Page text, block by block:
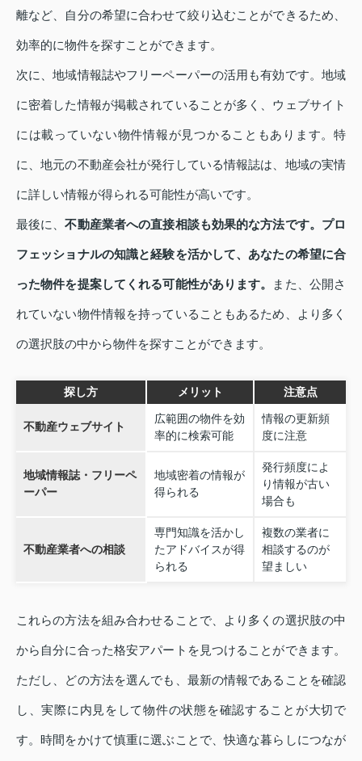
離など、自分の希望に合わせて絞り込むことができるため、
効率的に物件を探すことができます。
次に、地域情報誌やフリーペーパーの活用も有効です。地域
に密着した情報が掲載されていることが多く、ウェブサイト
には載っていない物件情報が見つかることもあります。特
に、地元の不動産会社が発行している情報誌は、地域の実情
に詳しい情報が得られる可能性が高いです。
最後に、不動産業者への直接相談も効果的な方法です。プロ
フェッショナルの知識と経験を活かして、あなたの希望に合
った物件を提案してくれる可能性があります。 また、公開さ
れていない物件情報を持っていることもあるため、より多く
の選択肢の中から物件を探すことができます。
探し方 メリット 注意点
不動産ウェブサイト
広範囲の物件を効
率的に検索可能
情報の更新頻
度に注意
地域情報誌・フリーペ
ーパー
地域密着の情報が
得られる
発行頻度によ
り情報が古い
場合も
不動産業者への相談
専門知識を活かし
たアドバイスが得
られる
複数の業者に
相談するのが
望ましい
これらの方法を組み合わせることで、より多くの選択肢の中
から自分に合った格安アパートを見つけることができます。
ただし、どの方法を選んでも、最新の情報であることを確認
し、実際に内見をして物件の状態を確認することが大切で
す。時間をかけて慎重に選ぶことで、快適な暮らしにつなが